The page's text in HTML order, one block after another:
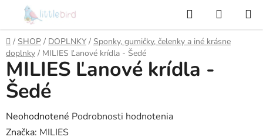
obsah
Hľadať
KOŠÍK
Domov
/ SHOP / DOPLNKY / Sponky, gumičky, čelenky a iné krásne
doplnky / MILIES Ľanové krídla - Šedé
MILIES Ľanové krídla -
Šedé
Priemerné
hodnotenie
Neohodnotené Podrobnosti hodnotenia
Značka: MILIES